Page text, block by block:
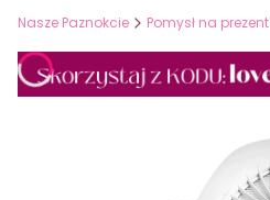
Nasze Paznokcie Pomysł na prezent